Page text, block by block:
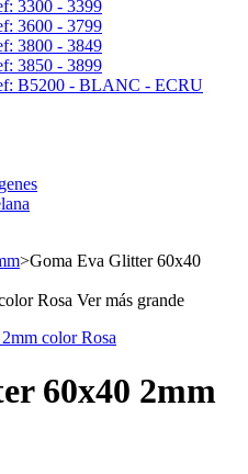
3300 - 3399
3600 - 3799
3800 - 3849
3850 - 3899
B5200 - BLANC - ECRU
>Goma Eva Glitter 60x40
Ver más grande
60x40 2mm